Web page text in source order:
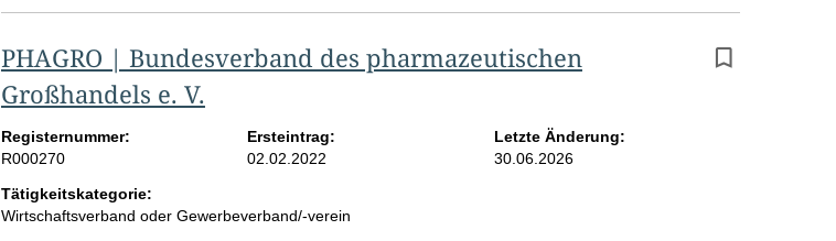
PHAGRO | Bundesverband des pharmazeutischen
Großhandels e. V.
Registernummer:
R000270
Ersteintrag:
02.02.2022
Letzte Änderung:
30.06.2026
Tätigkeitskategorie:
Wirtschaftsverband oder Gewerbeverband/-verein